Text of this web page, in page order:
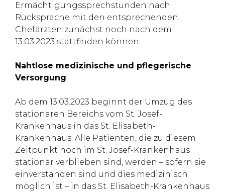
Ermächtigungssprechstunden nach
Rücksprache mit den entsprechenden
Chefärzten zunächst noch nach dem
13.03.2023 stattfinden können.
Nahtlose medizinische und pflegerische
Versorgung
Ab dem 13.03.2023 beginnt der Umzug des
stationären Bereichs vom St. Josef-
Krankenhaus in das St. Elisabeth-
Krankenhaus. Alle Patienten, die zu diesem
Zeitpunkt noch im St. Josef-Krankenhaus
stationär verblieben sind, werden – sofern sie
einverstanden sind und dies medizinisch
möglich ist – in das St. Elisabeth-Krankenhaus